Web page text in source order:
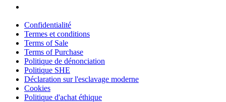
Confidentialité
Termes et conditions
Terms of Sale
Terms of Purchase
Politique de dénonciation
Politique SHE
Déclaration sur l'esclavage moderne
Cookies
Politique d'achat éthique